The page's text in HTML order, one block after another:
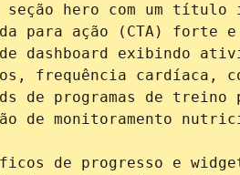
seção hero com um
para ação (CTA) forte
dashboard exibindo
frequência cardíaca,
de programas de
de monitoramento
de progresso e